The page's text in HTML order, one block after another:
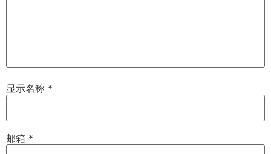
显示名称 *
邮箱 *